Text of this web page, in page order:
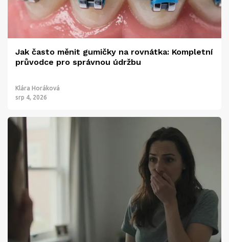
Jak často měnit gumičky na rovnátka: Kompletní
průvodce pro správnou údržbu
Klára Horáková
srp 4, 2026